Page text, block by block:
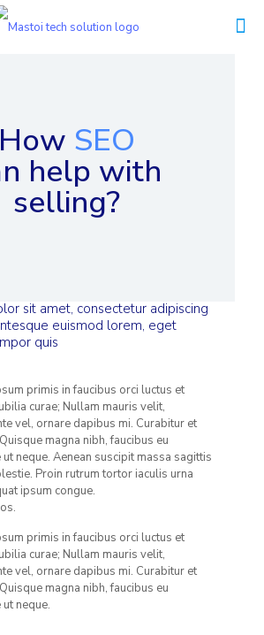
How SEO
help with
selling?
sit amet, consectetur adipiscing
euismod lorem, eget
quis
primis in faucibus orci luctus et
curae; Nullam mauris velit,
vel, ornare dapibus mi. Curabitur et
magna nibh, faucibus eu
neque. Aenean suscipit massa sagittis
Proin rutrum tortor iaculis urna
ipsum congue.
primis in faucibus orci luctus et
curae; Nullam mauris velit,
vel, ornare dapibus mi. Curabitur et
magna nibh, faucibus eu
neque.